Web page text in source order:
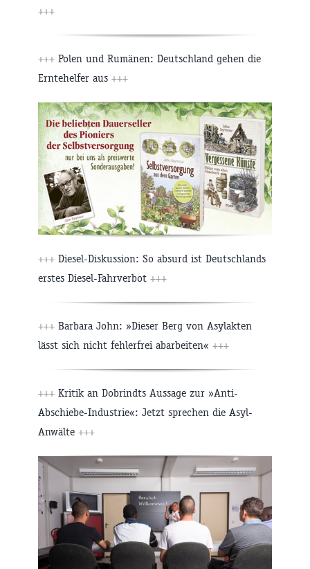
+++
+++ Polen und Rumänen: Deutschland gehen die
Erntehelfer aus +++
+++ Diesel-Diskussion: So absurd ist Deutschlands
erstes Diesel-Fahrverbot +++
+++ Barbara John: »Dieser Berg von Asylakten
lässt sich nicht fehlerfrei abarbeiten« +++
+++ Kritik an Dobrindts Aussage zur »Anti-
Abschiebe-Industrie«: Jetzt sprechen die Asyl-
Anwälte +++